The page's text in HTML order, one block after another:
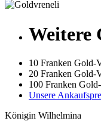
Weitere
10 Franken Gold-
20 Franken Gold-
100 Franken
Unsere
Königin Wilhelmina